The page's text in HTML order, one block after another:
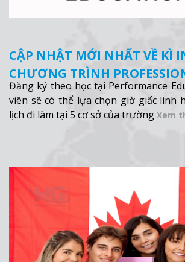
CẬP NHẬT MỚI NHẤT VỀ KÌ
CHƯƠNG TRÌNH
TỪ PERFORMANCE
Đăng ký theo học tại Performance
viên sẽ có thể lựa chọn giờ giấc linh
lịch đi làm tại 5 cơ sở của trường Xem